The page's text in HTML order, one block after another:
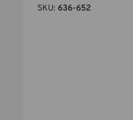
SKU: 636-652